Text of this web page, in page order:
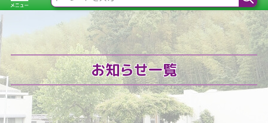
お知らせ一覧